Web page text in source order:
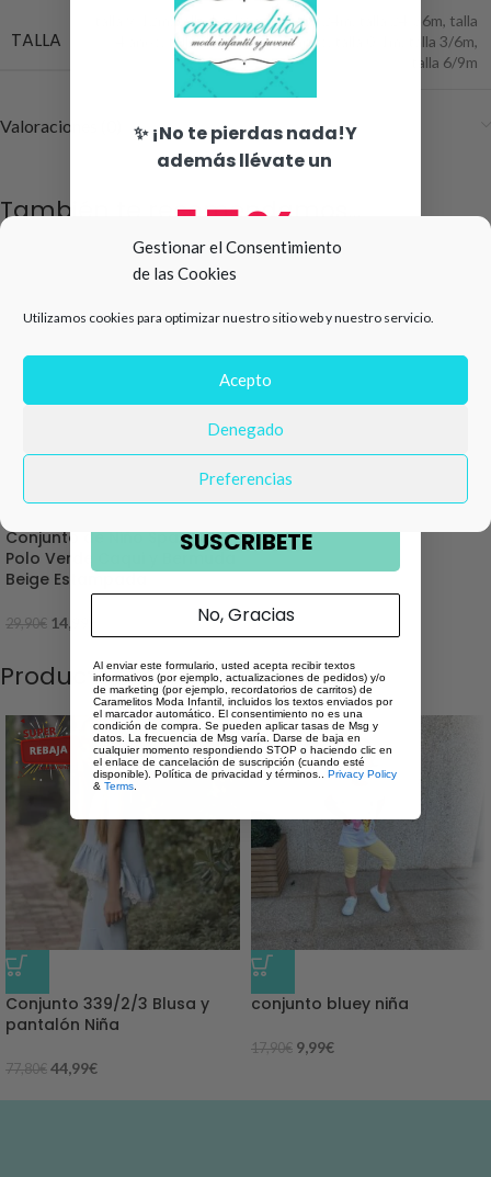
Gestionar el Consentimiento
de las Cookies
Utilizamos cookies para optimizar nuestro sitio web y nuestro servicio.
Acepto
Denegado
Preferencias
TALLA
,talla 12/18m,talla 18/24m talla 24/36m, talla
talla 6 años,talla 5 años talla 3/6m,
talla 6/9m
Valoraciones (0)
También te recomendamos…
-50%
Conjunto de Niño Spagnolo –
Polo Verde Caqui y Bermuda
Beige Estampada
29,90€ 14,99
Productos relacionados
-42%
Conjunto 339/2/3 Blusa y
pantalón Niña
77,80€ 44,99€
-44%
conjunto bluey niña
17,90€ 9,99€
✨ ¡No te pierdas nada!Y
además llévate un
15%
compra 🛍️
Número de teléfono
Email
SUSCRIBETE
No, Gracias
Al enviar este formulario, usted acepta recibir textos
informativos (por ejemplo, actualizaciones de pedidos) y/o
de marketing (por ejemplo, recordatorios de carritos) de
Caramelitos Moda Infantil, incluidos los textos enviados por
el marcador automático. El consentimiento no es una
condición de compra. Se pueden aplicar tasas de Msg y
datos. La frecuencia de Msg varía. Darse de baja en
cualquier momento respondiendo STOP o haciendo clic en
el enlace de cancelación de suscripción (cuando esté
disponible). Política de privacidad y términos.. Privacy Policy
& Terms